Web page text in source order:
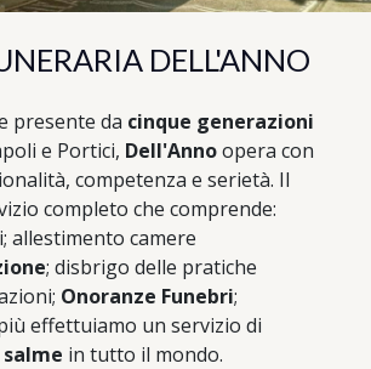
DELL'ANNO
presente da cinque generazioni
e Portici, Dell'Annoopera con
competenza e serietà. Il
completo che comprende:
allestimento camere
; disbrigo delle pratiche
Onoranze Funebri;
effettuiamo un servizio di
in tutto il mondo.